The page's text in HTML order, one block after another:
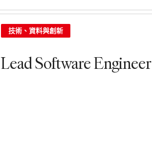
Lead Software Engineer
技術、資料與創新